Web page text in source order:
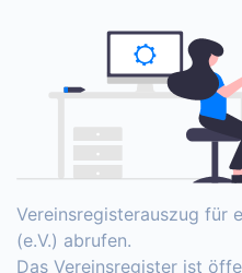
Vereinsregisterauszug für
(e.V.) abrufen.
Das Vereinsregister ist